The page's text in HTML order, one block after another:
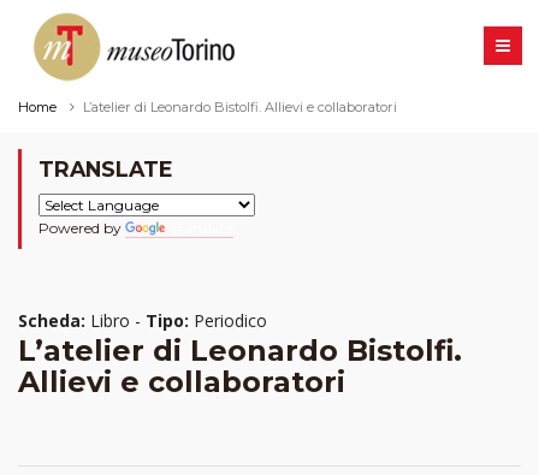
Home L’atelier di Leonardo Bistolfi. Allievi e collaboratori
TRANSLATE
Powered by
Scheda: Libro - Tipo: Periodico
L’atelier di Leonardo Bistolfi.
Allievi e collaboratori